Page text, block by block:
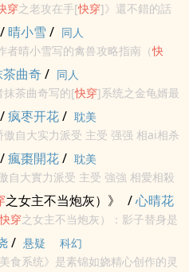
穿之老攻在手[快穿]》還不錯的話
朋友推薦哦！
/晴小雪 / 同人
者晴小雪写的禽兽攻略指南（快
步更新禽兽攻略指南（
南（快穿）最新章节评论，并不代
茶曲奇/ 同人
抹茶曲奇写的[快穿]系统之金龟婿最
新[快穿]系统之金龟婿最新章节，
新章节评论，并不代表书河小说
/疯枣开花/ 耽美
自大实力派受 主受 强强 相ai相杀
/瘋棗開花/ 耽美
自大實力派受 主受 強強 相愛相殺
之女主不当炮灰）》 /心晴花
快穿之女主不当炮灰）：影子替身是
面姐妹。。。。。。女主成了炮
当炮灰，要崛起！
/ 悬疑
科幻
美食系统》是素锦如娆精心创作的灵